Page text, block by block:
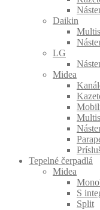
Daikin
LG
Midea
Tepelné čerpadlá
Midea
S
Split